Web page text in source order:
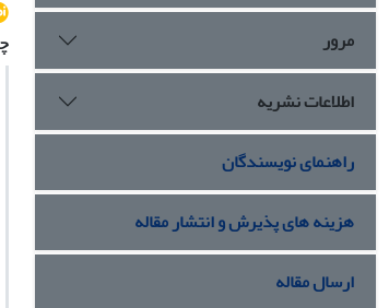
مرور
اطلاعات نشریه
راهنمای نویسندگان
هزینه های پذیرش و انتشار مقاله
ارسال مقاله